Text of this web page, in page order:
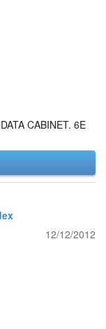
CABINET. 6E
12/12/2012